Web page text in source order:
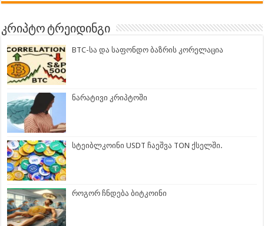
კრიპტო ტრეიდინგი
BTC-სა და საფონდო ბაზრის კორელაცია
ნარატივი კრიპტოში
სტეიბლკოინი USDT ჩაეშვა TON ქსელში.
როგორ ჩნდება ბიტკოინი